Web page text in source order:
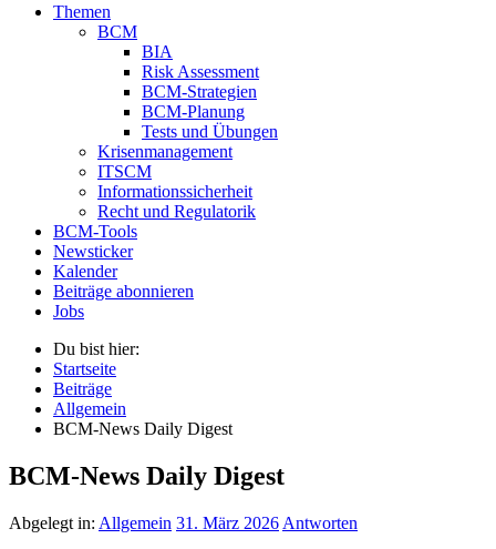
Themen
BCM
BIA
Risk Assessment
BCM-Strategien
BCM-Planung
Tests und Übungen
Krisenmanagement
ITSCM
Informationssicherheit
Recht und Regulatorik
BCM-Tools
Newsticker
Kalender
Beiträge abonnieren
Jobs
Du bist hier:
Startseite
Beiträge
Allgemein
BCM-News Daily Digest
BCM-News Daily Digest
Abgelegt in: Allgemein 31. März 2026 Antworten